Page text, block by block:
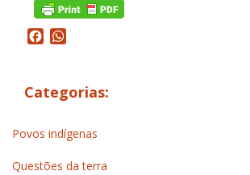
Facebook
Categorias:
Povos indígenas
Questões da terra